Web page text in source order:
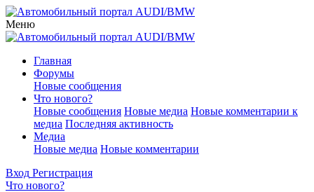
Меню
Главная
Форумы
Новые сообщения
Что нового?
Новые сообщения Новые медиа Новые комментарии к
медиа Последняя активность
Медиа
Новые медиа Новые комментарии
Вход Регистрация
Что нового?